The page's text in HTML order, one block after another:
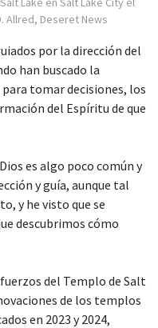
Allred, Deseret News
por la dirección del
han buscado la
tomar decisiones, los
del Espíritu de que
es algo poco común y
y guía, aunque tal
y he visto que se
descubrimos cómo
del Templo de Salt
de los templos
en 2023 y 2024,